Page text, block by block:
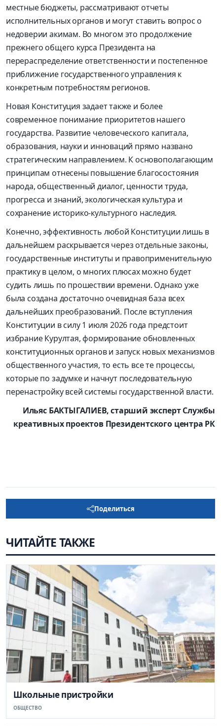
местные бюджеты, рассматривают отчеты
исполнительных органов и могут ставить вопрос о
недоверии акимам. Во многом это продолжение
прежнего общего курса Президента на
перераспределение ответственности и постепенное
приближение государственного управления к
конкретным потребностям регионов.
Новая Конституция задает также и более
современное понимание приоритетов нашего
государства. Развитие человеческого капитала,
образования, науки и инноваций прямо названо
стратегическим направлением. К основополагающим
принципам отнесены повышение благосостояния
народа, общественный диалог, ценности труда,
прогресса и знаний, экологическая культура и
сохранение историко-культурного наследия.
Конечно, эффективность любой Конституции лишь в
дальнейшем раскрывается через отдельные законы,
государственные институты и правоприменительную
практику в целом, о многих плюсах можно будет
судить лишь по прошествии времени. Однако уже
была создана достаточно очевидная база всех
дальнейших преобразований. После вступления
Конституции в силу 1 июля 2026 года предстоит
избрание Курултая, формирование обновленных
конституционных органов и запуск новых механизмов
общественного участия, то есть все те процессы,
которые по задумке и начнут последовательную
перенастройку всей системы государственной власти.
Ильяс БАКТЫГАЛИЕВ, старший эксперт Службы
креативных проектов Президентского центра РК
Поделиться
ЧИТАЙТЕ ТАКЖЕ
Школьные пристройки
ОБЩЕСТВО